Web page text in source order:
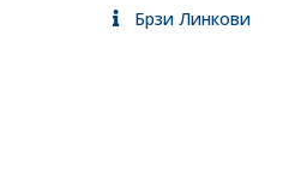
Брзи Линкови